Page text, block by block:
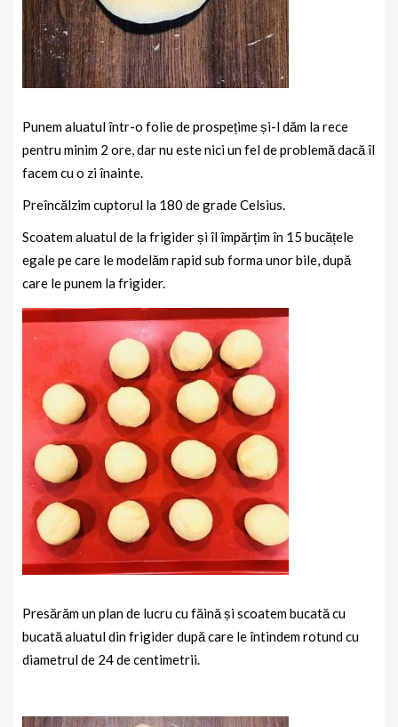
Punem aluatul într-o folie de prospețime și-l dăm la rece
pentru minim 2 ore, dar nu este nici un fel de problemă dacă îl
facem cu o zi înainte.
Preîncălzim cuptorul la 180 de grade Celsius.
Scoatem aluatul de la frigider și îl împărțim în 15 bucățele
egale pe care le modelăm rapid sub forma unor bile, după
care le punem la frigider.
Presărăm un plan de lucru cu făină și scoatem bucată cu
bucată aluatul din frigider după care le întindem rotund cu
diametrul de 24 de centimetrii.